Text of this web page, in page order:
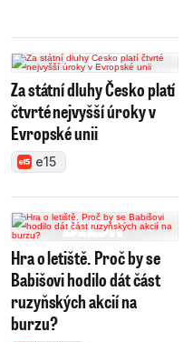
Za státní dluhy Česko platí
čtvrté nejvyšší úroky v
Evropské unii
e15
Hra o letiště. Proč by se
Babišovi hodilo dát část
ruzyňských akcií na
burzu?